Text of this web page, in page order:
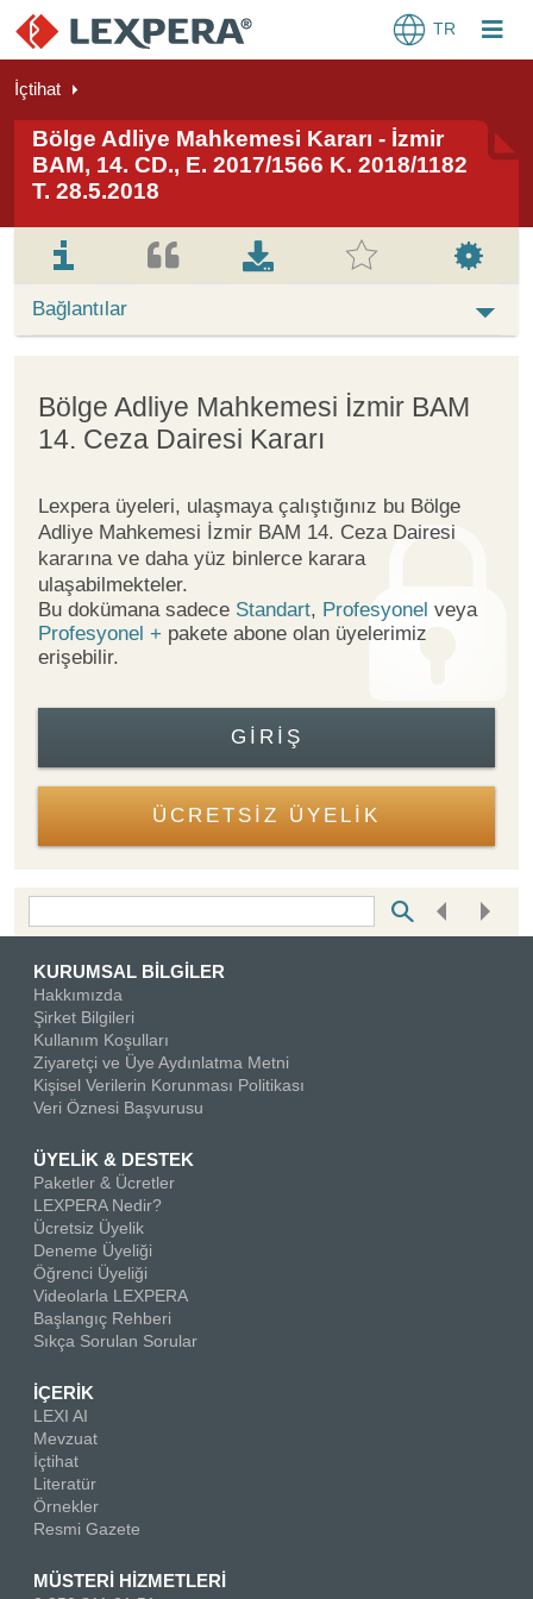
TR
İçtihat
Bölge Adliye Mahkemesi Kararı - İzmir
BAM, 14. CD., E. 2017/1566 K. 2018/1182
T. 28.5.2018
Bağlantılar
Bölge Adliye Mahkemesi İzmir BAM
14. Ceza Dairesi Kararı
Lexpera üyeleri, ulaşmaya çalıştığınız bu Bölge
Adliye Mahkemesi İzmir BAM 14. Ceza Dairesi
kararına ve daha yüz binlerce karara
ulaşabilmekteler.
Bu dokümana sadece Standart, Profesyonel veya
Profesyonel + pakete abone olan üyelerimiz
erişebilir.
GIRIŞ
ÜCRETSİZ ÜYELİK
KURUMSAL BİLGİLER
Hakkımızda
Şirket Bilgileri
Kullanım Koşulları
Ziyaretçi ve Üye Aydınlatma Metni
Kişisel Verilerin Korunması Politikası
Veri Öznesi Başvurusu
ÜYELİK & DESTEK
Paketler & Ücretler
LEXPERA Nedir?
Ücretsiz Üyelik
Deneme Üyeliği
Öğrenci Üyeliği
Videolarla LEXPERA
Başlangıç Rehberi
Sıkça Sorulan Sorular
İÇERİK
LEXI AI
Mevzuat
İçtihat
Literatür
Örnekler
Resmi Gazete
MÜSTERİ HİZMETLERİ